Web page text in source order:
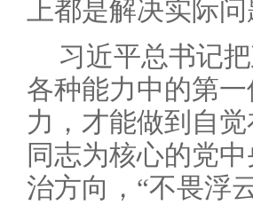
上都是解决实际问
习近平总书记
各种能力中的第
力，才能做到自
同志为核心的党
治方向，“不畏浮